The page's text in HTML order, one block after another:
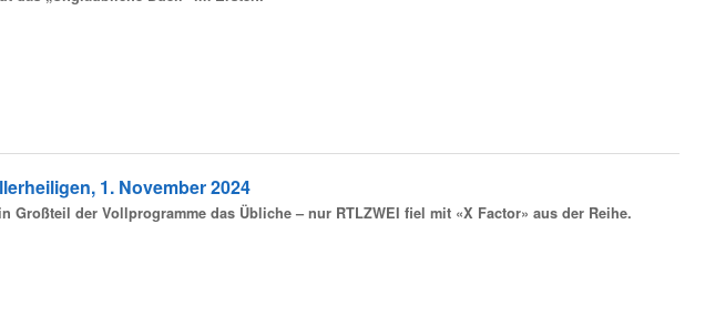
1. November 2024
Großteil der Vollprogramme das Übliche – nur RTLZWEI fiel mit «X Factor» aus der Reihe.